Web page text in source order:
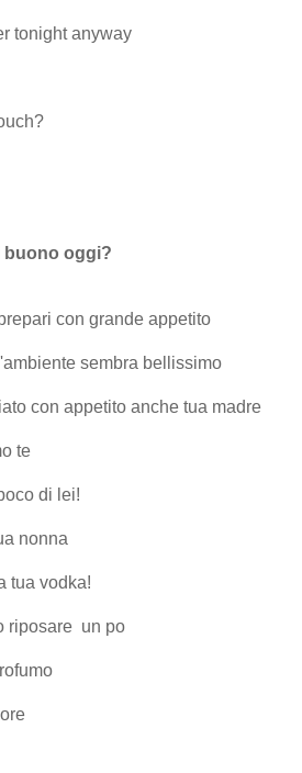
tonight anyway
buono oggi?
con grande appetito
sembra bellissimo
con appetito anche tua madre
te
di lei!
nonna
tua vodka!
riposare un po